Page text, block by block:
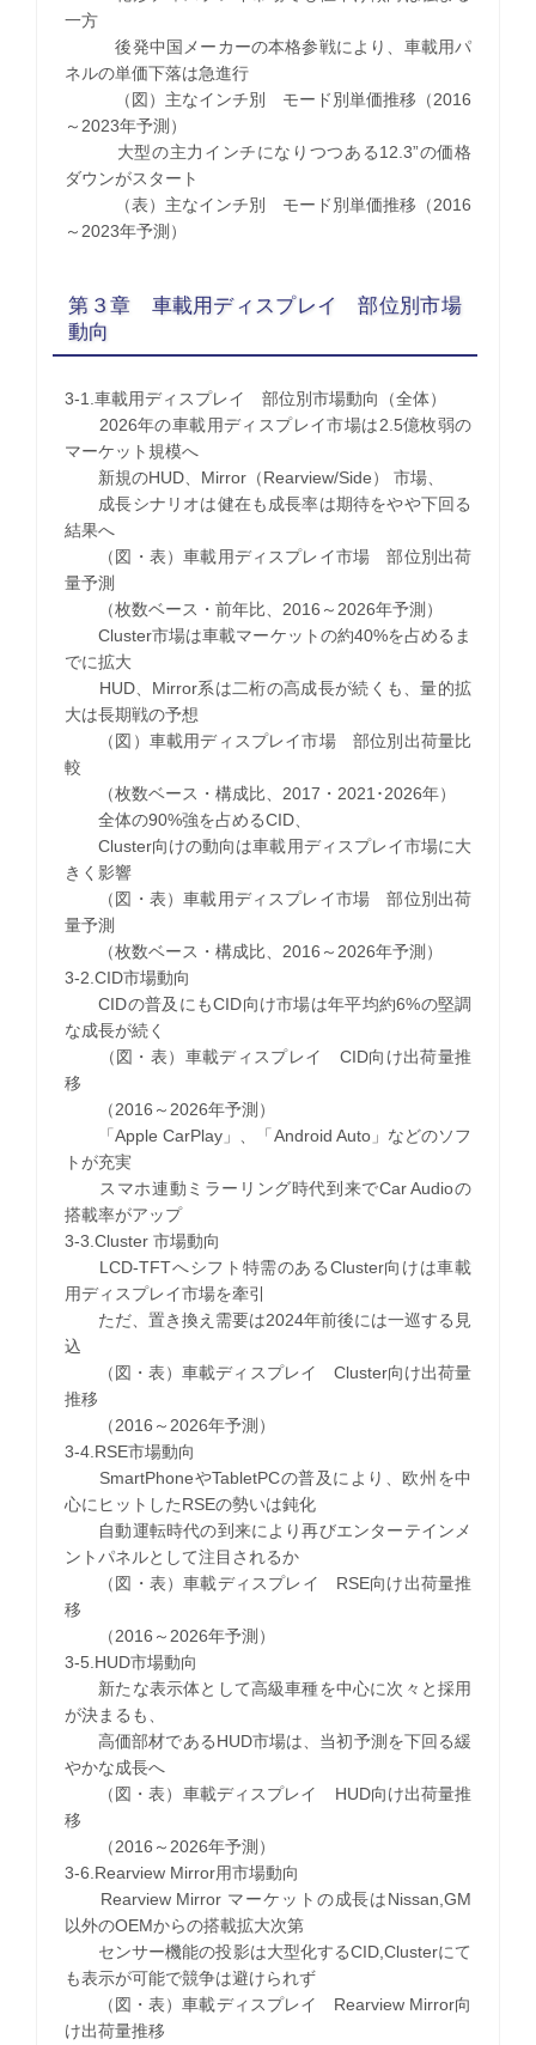
一方
後発中国メーカーの本格参戦により、車載用パ
ネルの単価下落は急進行
（図）主なインチ別 モード別単価推移（2016
～2023年予測）
大型の主力インチになりつつある12.3”の価格
ダウンがスタート
（表）主なインチ別 モード別単価推移（2016
～2023年予測）
第３章 車載用ディスプレイ 部位別市場
動向
3-1.車載用ディスプレイ 部位別市場動向（全体）
2026年の車載用ディスプレイ市場は2.5億枚弱の
マーケット規模へ
新規のHUD、Mirror（Rearview/Side） 市場、
成長シナリオは健在も成長率は期待をやや下回る
結果へ
（図・表）車載用ディスプレイ市場 部位別出荷
量予測
（枚数ベース・前年比、2016～2026年予測）
Cluster市場は車載マーケットの約40%を占めるま
でに拡大
HUD、Mirror系は二桁の高成長が続くも、量的拡
大は長期戦の予想
（図）車載用ディスプレイ市場 部位別出荷量比
較
（枚数ベース・構成比、2017・2021･2026年）
全体の90%強を占めるCID、
Cluster向けの動向は車載用ディスプレイ市場に大
きく影響
（図・表）車載用ディスプレイ市場 部位別出荷
量予測
（枚数ベース・構成比、2016～2026年予測）
3-2.CID市場動向
CIDの普及にもCID向け市場は年平均約6%の堅調
な成長が続く
（図・表）車載ディスプレイ CID向け出荷量推
移
（2016～2026年予測）
「Apple CarPlay」、「Android Auto」などのソフ
トが充実
スマホ連動ミラーリング時代到来でCar Audioの
搭載率がアップ
3-3.Cluster 市場動向
LCD-TFTへシフト特需のあるCluster向けは車載
用ディスプレイ市場を牽引
ただ、置き換え需要は2024年前後には一巡する見
込
（図・表）車載ディスプレイ Cluster向け出荷量
推移
（2016～2026年予測）
3-4.RSE市場動向
SmartPhoneやTabletPCの普及により、欧州を中
心にヒットしたRSEの勢いは鈍化
自動運転時代の到来により再びエンターテインメ
ントパネルとして注目されるか
（図・表）車載ディスプレイ RSE向け出荷量推
移
（2016～2026年予測）
3-5.HUD市場動向
新たな表示体として高級車種を中心に次々と採用
が決まるも、
高価部材であるHUD市場は、当初予測を下回る緩
やかな成長へ
（図・表）車載ディスプレイ HUD向け出荷量推
移
（2016～2026年予測）
3-6.Rearview Mirror用市場動向
Rearview Mirror マーケットの成長はNissan,GM
以外のOEMからの搭載拡大次第
センサー機能の投影は大型化するCID,Clusterにて
も表示が可能で競争は避けられず
（図・表）車載ディスプレイ Rearview Mirror向
け出荷量推移